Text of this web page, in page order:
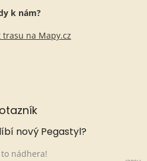
k nám?
trasu na Mapy.cz
nový Pegastyl?
to nádhera!